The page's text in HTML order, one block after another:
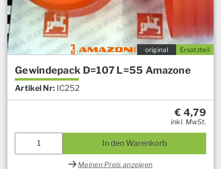
Ersatzteil
original
Gewindepack D=107 L=55 Amazone
Artikel Nr: IC252
€ 4,79
inkl. MwSt.
In den Warenkorb
Meinen Preis anzeigen